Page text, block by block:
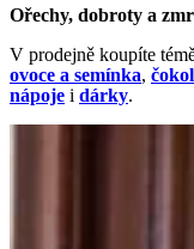
Ořechy, dobroty a
V prodejně koupíte
ovoce a semínka,
nápoje i dárky.